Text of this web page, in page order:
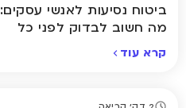
ביטוח נסיעות לאנשי עסקים:
מה חשוב לבדוק לפני כל
קרא עוד